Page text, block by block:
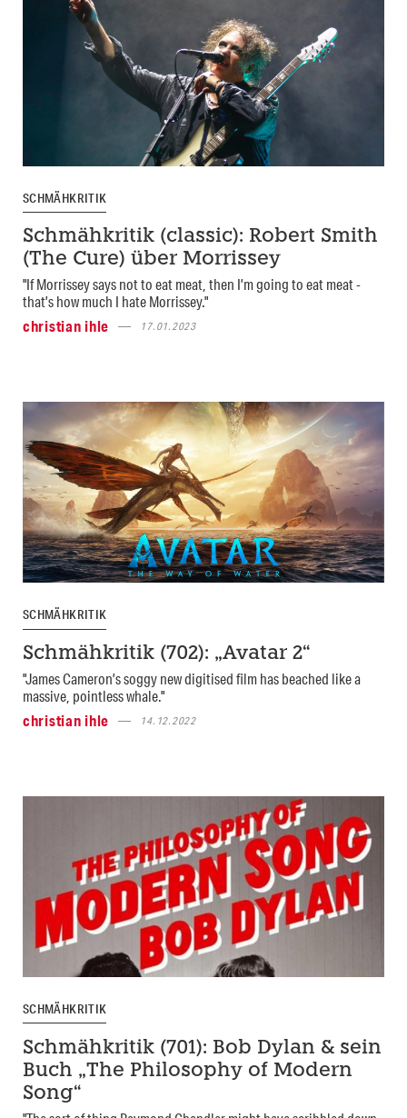
SCHMÄHKRITIK
Schmähkritik (classic): Robert Smith
(The Cure) über Morrissey
"If Morrissey says not to eat meat, then I’m going to eat meat -
that’s how much I hate Morrissey."
christian ihle
17.01.2023
SCHMÄHKRITIK
Schmähkritik (702): „Avatar 2“
"James Cameron’s soggy new digitised film has beached like a
massive, pointless whale."
christian ihle
14.12.2022
SCHMÄHKRITIK
Schmähkritik (701): Bob Dylan & sein
Buch „The Philosophy of Modern
Song“